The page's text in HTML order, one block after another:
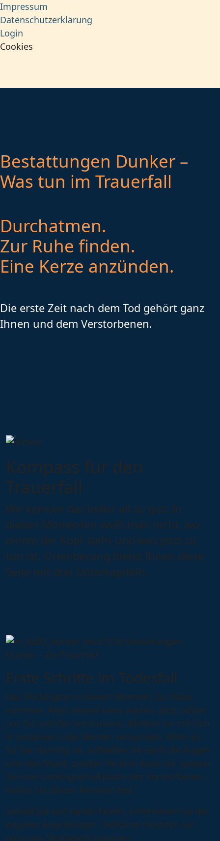
Impressum
Datenschutzerklärung
Login
Cookies
Bestattungen Dunker –
Was tun im Trauerfall
Durchatmen.
Zur Ruhe finden.
Eine Kerze anzünden.
Die erste Zeit nach dem Tod gehört ganz
Ihnen und dem Verstorbenen.
Kompass für den
Trauerfall
Wir kennen das leider all zu gut: In
diesen Momenten weiß man nicht, wo
einem der Kopf steht und was jetzt zu
tun ist. Orientierung bietet Ihnen diese
Seite mit drei Unterkapiteln.
Erste Schritte im Todesfall
Das Wichtigste in diesem Moment: Zur Ruhe
kommen. Alles andere kann warten. Jetzt zählen
nur Sie und der Verstorbene. Bleiben Sie mit ihm
in Gedanken oder Worten verbunden. Wenn es
für Sie stimmig ist, schließen Sie sanft die Augen
und den Mund, zünden Sie eine Kerze an, spielen
Sie eine Lieblingsschallplatte des Verstorbenen –
halten Sie diesen Moment fest.
Sobald Sie sich bereit fühlen, informieren Sie die
engsten Angehörigen. Vielleicht möchten sie
noch ans Sterbebett kommen.